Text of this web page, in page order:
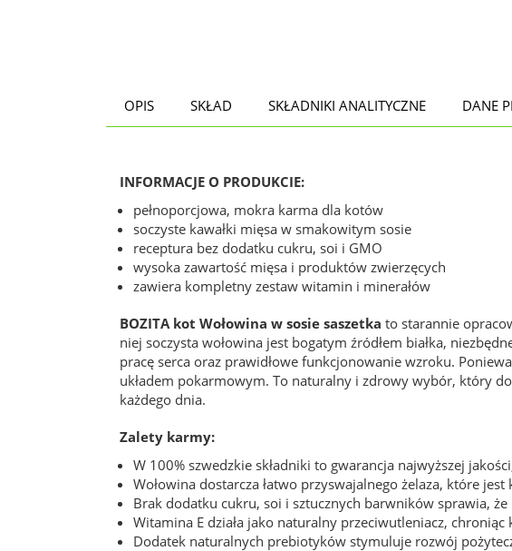
OPIS SKŁAD SKŁADNIKI ANALITYCZNE DANE
INFORMACJE O PRODUKCIE:
pełnoporcjowa, mokra karma dla kotów
soczyste kawałki mięsa w smakowitym sosie
receptura bez dodatku cukru, soi i GMO
wysoka zawartość mięsa i produktów zwierzęcych
zawiera kompletny zestaw witamin i minerałów
BOZITA kot Wołowina w sosie saszetka to starannie
niej soczysta wołowina jest bogatym źródłem białka,
pracę serca oraz prawidłowe funkcjonowanie wzroku.
układem pokarmowym. To naturalny i zdrowy wybór, który
każdego dnia.
Zalety karmy:
W 100% szwedzkie składniki to gwarancja najwyższej
Wołowina dostarcza łatwo przyswajalnego żelaza, które
Brak dodatku cukru, soi i sztucznych barwników sprawia,
Witamina E działa jako naturalny przeciwutleniacz,
Dodatek naturalnych prebiotyków stymuluje rozwój